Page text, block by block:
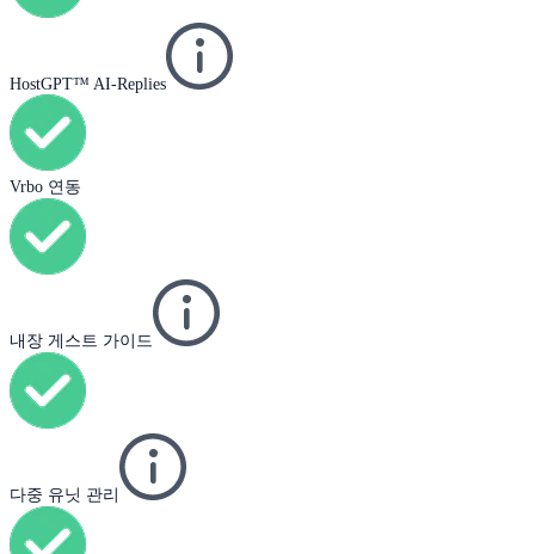
HostGPT™ AI-Replies
Vrbo 연동
내장 게스트 가이드
다중 유닛 관리